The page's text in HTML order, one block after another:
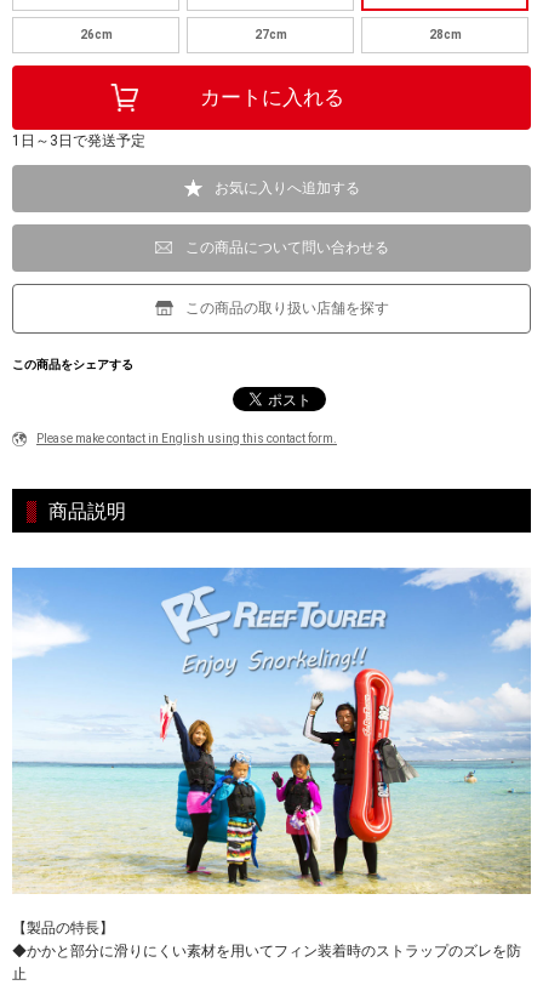
26cm 27cm 28cm
1日～3日で発送予定
お気に入りへ追加する
この商品について問い合わせる
この商品の取り扱い店舗を探す
この商品をシェアする
Please make contact in English using this contact form.
商品説明
【製品の特長】
◆かかと部分に滑りにくい素材を用いてフィン装着時のストラップのズレを防
止